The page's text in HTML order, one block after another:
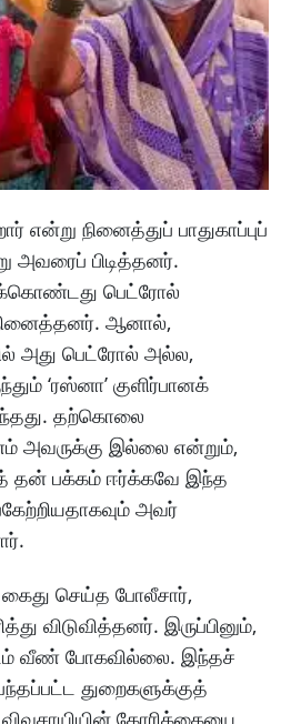
என்று நினைத்துப் பாதுகாப்புப்
அவரைப் பிடித்தனர்.
பெட்ரோல்
ஆனால்,
அது பெட்ரோல் அல்ல,
‘ரஸ்னா’ குளிர்பானக்
தற்கொலை
இல்லை என்றும்,
பக்கம் ஈர்க்கவே இந்த
அவர்
செய்த போலீசார்,
விடுவித்தனர். இருப்பினும்,
வீண் போகவில்லை. இந்தச்
துறைகளுக்குத்